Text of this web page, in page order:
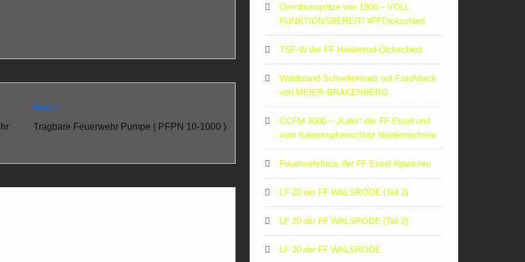
Next:
Tragbare Feuerwehr Pumpe ( PFPN 10-1000 )
Omnibusspritze von 1906 – VOLL
FUNKTIONSBEREIT! #FFDickschied
TSF-W der FF Heidenrod-Dickschied
Waldbrand-Schnelleinsatz mit FastAttack
von MEIER-BRAKENBERG
CCFM 3000 – „Kater“ der FF Essel und
vom Katastrophenschutz Niedersachsen
Feuerwehrhaus der FF Essel #ganzneu
LF 20 der FF WALSRODE (Teil 3)
LF 20 der FF WALSRODE (Teil 2)
LF 20 der FF WALSRODE